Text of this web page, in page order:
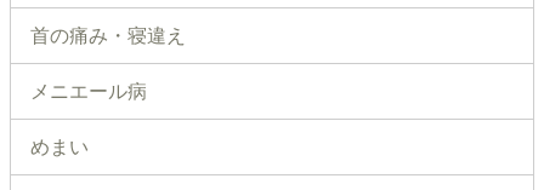
首の痛み・寝違え
メニエール病
めまい